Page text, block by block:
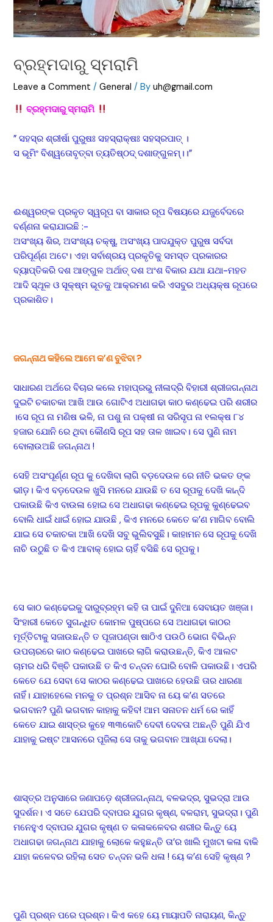
ବ୍ରହ୍ମଦାରୁ ସ୍ମରାମି
Leave a Comment /General / Byuh@gmail.com
ବ୍ରହ୍ମଦାରୁ ସ୍ମରାମି
” ସହସ୍ର ଶ୍ରୀର୍ଷା ପୁରୁଷଃ ସହସ୍ରାକ୍ଷଃ ସହସ୍ରପାତ୍ ।
ସ ଭୂମିଂ ବିଶ୍ୱତୋବୃତ୍ବା ତ୍ୟତିଷ୍ଠଦ୍ ଦଶାଙ୍ଗୁଳମ୍।।”
ଈଶ୍ୱରଙ୍କ ପ୍ରକୃତ ସ୍ୱରୂପ ବା ସାକାର ରୂପ ବିଷୟରେ ଯଜୁର୍ବେଦରେ
ବର୍ଣ୍ଣନା କରାଯାଇଛି :-
ଅସଂଖ୍ୟ ଶିର, ଅସଂଖ୍ୟ ଚକ୍ଷୁ, ଅସଂଖ୍ୟ ପାଦଯୁକ୍ତ ପୁରୁଷ ସର୍ବଦା
ପରିପୂର୍ଣ୍ଣ ଅଟେ। ଏହା ସର୍ବାଶ୍ରୟ ପ୍ରକୃତିକୁ ସମସ୍ତ ପ୍ରକାରର
ବ୍ୟାପ୍ତିକରି ଦଶ ଆଙ୍ଗୁଳ ଅର୍ଥାତ୍ ଦଶ ଅଂଶ ବିକାର ଯଥା ଯଥା-ମହତ
ଆଦି ସ୍ଥୂଳ ଓ ସୂକ୍ଷ୍ମ ଭୂତକୁ ଆକ୍ରମଣ କରି ଏସବୁର ଅଧ୍ୟକ୍ଷ ରୂପରେ
ପ୍ରକାଶିତ।
ଜଗନ୍ନାଥ କହିଲେ ଆମେ କ’ଣ ବୁଝିବା ?
ସାଧାରଣ ଅର୍ଥରେ ବିଚାର କଲେ ମହାପ୍ରଭୁ ନୀଳାଦ୍ରି ବିହାରୀ ଶ୍ରୀଜଗନ୍ନାଥ
ଦୁଇଟି ଚକାଚକା ଆଖି ଆଉ ଗୋଟିଏ ଅଧାଗଢା କାଠ କଣ୍ଢେଇ ପରି ଶରୀର
।ସେ ରୂପ ନା ମଣିଷ ଭଳି, ନା ପଶୁ ନା ପକ୍ଷୀ ନା ସରିସୃପ ନା ୧ଲକ୍ଷ ୮୪
ହଜାର ଯୋନି ରେ ଥିବା କୌଣସି ରୂପ ସହ ତାଳ ଖାଇବ। ସେ ପୁଣି ନାମ
ବୋଲାଉଅଛି ଜଗନ୍ନାଥ !
ସେହି ଅସଂପୂର୍ଣ୍ଣ ରୂପ କୁ ଦେଖିବା ଲାଗି ବଡ଼ଦେଉଳ ରେ ନୀତି ଭକତ ଙ୍କ
ଭୀଡ଼। କିଏ ବଡ଼ଦେଉଳ ଖୁସି ମନରେ ଯାଉଛି ତ ସେ ରୂପକୁ ଦେଖି କାନ୍ଦି
ପକାଉଛି କିଏ ବାଉଳା ହୋଇ ସେ ଅଧାଗଢା କଣ୍ଢେଇ ରୂପକୁ କୁଣ୍ଢେଇବ
ବୋଲି ଧାଇଁ ଧାଇଁ ହୋଇ ଯାଉଛି , କିଏ ମନରେ କେତେ କ’ଣ ମାଗିବ ବୋଲି
ଯାଇ ସେ ଚକାଚକା ଆଖି ଦେଖି ସବୁ ଭୁଲିବସୁଛି। କାହାମନ ସେ ରୂପକୁ ଦେଖି
ନାଚି ଉଠୁଛି ତ କିଏ ଆବାକ୍ ହୋଇ ଚାହିଁ ବସିଛି ସେ ରୂପକୁ।
ସେ କାଠ କଣ୍ଢେଇକୁ ଦାରୁବ୍ରହ୍ମ କହି ତା ପାଇଁ ଦୁନିଆ ସେବାୟତ ଖଞ୍ଜା।
ସିଂହାରୀ କେତେ ସୁଗନ୍ଧିତ କୋମଳ ପୁଷ୍ପରେ ସେ ଅଧାଗଢା କାଠର
ମୂର୍ତ୍ତିଟାକୁ ସଜାଉଛନ୍ତି ତ ପୂଜାପଣ୍ଡା ଷାଠିଏ ପଉଠି ଭୋଗ ବିଭିନ୍ନ
ଉପଚାରରେ କାଠ କଣ୍ଢେଇ ପାଖରେ ଲାଗି କରାଉଛନ୍ତି, କିଏ ଆଲଟ
ଚାମର ଧରି ବିଞ୍ଚି ପକାଉଛି ତ କିଏ ଚନ୍ଦନ ଘୋରି ବୋଳି ପକାଉଛି। ଏପରି
କେତେ ଯେ ସେବା ସେ କାଠର କଣ୍ଢେଇ ପାଖରେ ହେଉଛି ତାର ଧାରଣା
ନାହିଁ। ଯାହାହେଲେ ମନକୁ ତ ପ୍ରଶ୍ନ ଆସିବ ନା ୟେ କ’ଣ ସତରେ
ଭଗବାନ? ପୁଣି ଭଗବାନ କାହାକୁ କହିବ! ଆମ ସନାତନ ଧର୍ମ ରେ କାହିଁ
କେତେ ଯାଇ ଶାସ୍ତ୍ର କୁହେ ୩୩କୋଟି ଦେବୀ ଦେବତା ଅଛନ୍ତି ପୁଣି ଯିଏ
ଯାହାକୁ ଇଷ୍ଟ ଆସନରେ ପୂଜିଲା ସେ ତାକୁ ଭଗବାନ ଆଖ୍ଯା ଦେଲା।
ଶାସ୍ତ୍ର ଅନୁସାରେ ଜଣାପଡ଼େ ଶ୍ରୀଜଗନ୍ନାଥ, ବଳଭଦ୍ର, ସୁଭଦ୍ରା ଆଉ
ସୁଦର୍ଶନ। ଏ ସତେ ଯେପରି ଦ୍ବାପର ଯୁଗର କୃଷ୍ଣ, ବଳରାମ, ସୁଭଦ୍ରା। ପୁଣି
ମନେହୁଏ ଦ୍ବାପର ଯୁଗର କୃଷ୍ଣ ତ କଳାକଳେବର ଶରୀର କିନ୍ତୁ ୟେ
ଅଧାଗଢା ଜଗନ୍ନାଥ ଯାହାକୁ ଲୋକେ କହୁଛନ୍ତି ତା’ର ଖାଲି ମୁଖଟା କଳା ବାକି
ଯାହା କଳେବର ରହିଲା ସେତ ଚନ୍ଦନ ଭଳି ଧଳା ! ୟେ କ’ଣ ସେହି କୃଷ୍ଣ ?
ପୁଣି ପ୍ରଶ୍ନ ପରେ ପ୍ରଶ୍ନ। କିଏ କହେ ୟେ ମାୟାପତି ନାରାୟଣ, କିନ୍ତୁ